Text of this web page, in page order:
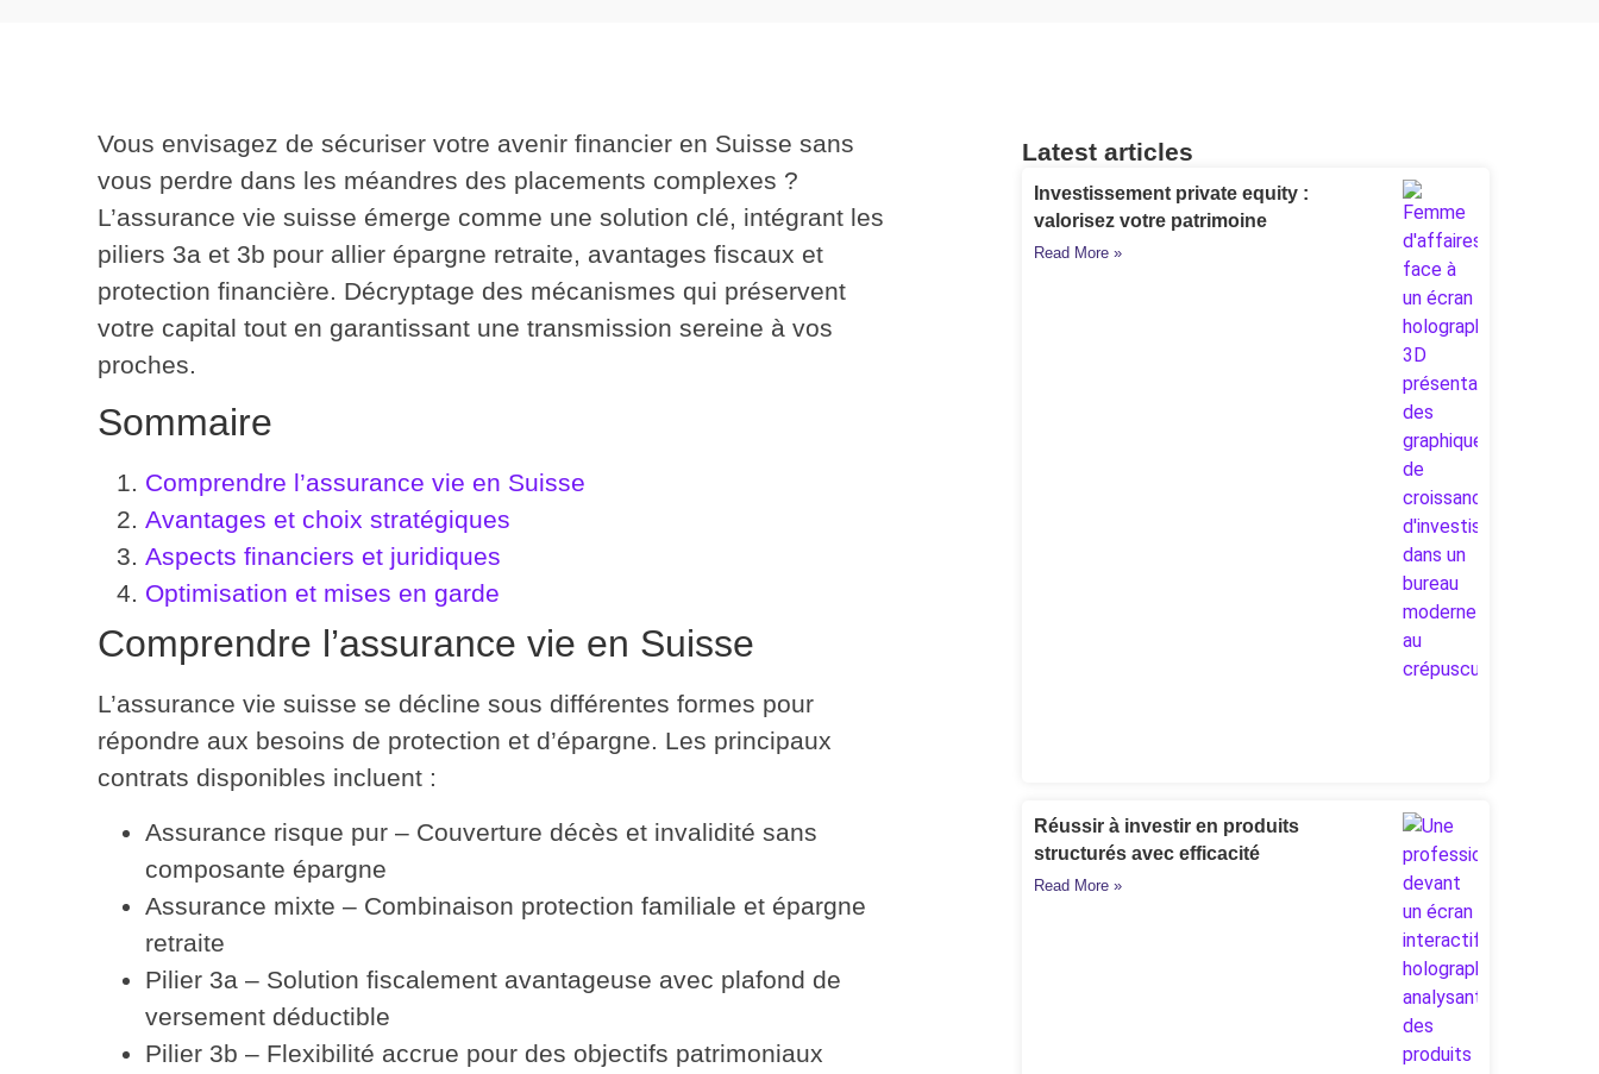
Vous envisagez de sécuriser votre avenir financier en Suisse sans
vous perdre dans les méandres des placements complexes ?
L’assurance vie suisse émerge comme une solution clé, intégrant les
piliers 3a et 3b pour allier épargne retraite, avantages fiscaux et
protection financière. Décryptage des mécanismes qui préservent
votre capital tout en garantissant une transmission sereine à vos
proches.
Sommaire
Comprendre l’assurance vie en Suisse
Avantages et choix stratégiques
Aspects financiers et juridiques
Optimisation et mises en garde
Comprendre l’assurance vie en Suisse
L’assurance vie suisse se décline sous différentes formes pour
répondre aux besoins de protection et d’épargne. Les principaux
contrats disponibles incluent :
Assurance risque pur – Couverture décès et invalidité sans
composante épargne
Assurance mixte – Combinaison protection familiale et épargne
retraite
Pilier 3a – Solution fiscalement avantageuse avec plafond de
versement déductible
Pilier 3b – Flexibilité accrue pour des objectifs patrimoniaux
Latest articles
Investissement private equity :
valorisez votre patrimoine
Read More »
Réussir à investir en produits
structurés avec efficacité
Read More »